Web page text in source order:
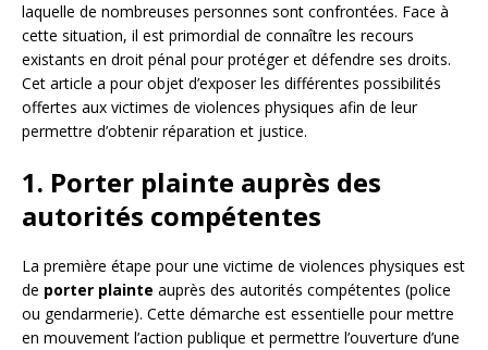
laquelle de nombreuses personnes sont confrontées. Face à
cette situation, il est primordial de connaître les recours
existants en droit pénal pour protéger et défendre ses droits.
Cet article a pour objet d’exposer les différentes possibilités
offertes aux victimes de violences physiques afin de leur
permettre d’obtenir réparation et justice.
1. Porter plainte auprès des
autorités compétentes
La première étape pour une victime de violences physiques est
de porter plainte auprès des autorités compétentes (police
ou gendarmerie). Cette démarche est essentielle pour mettre
en mouvement l’action publique et permettre l’ouverture d’une